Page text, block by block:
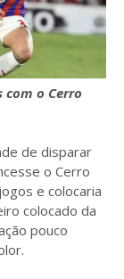
com o Cerro
de disparar
o Cerro
e colocaria
colocado da
pouco